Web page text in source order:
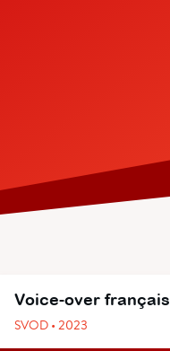
Voice-over français
SVOD • 2023